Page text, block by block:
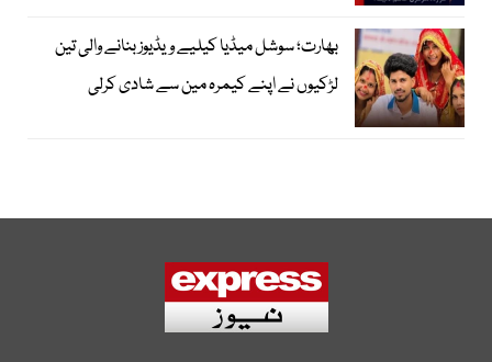
بھارت؛ سوشل میڈیا کیلیے ویڈیوز بنانے والی تین
لڑکیوں نے اپنے کیمرہ مین سے شادی کرلی